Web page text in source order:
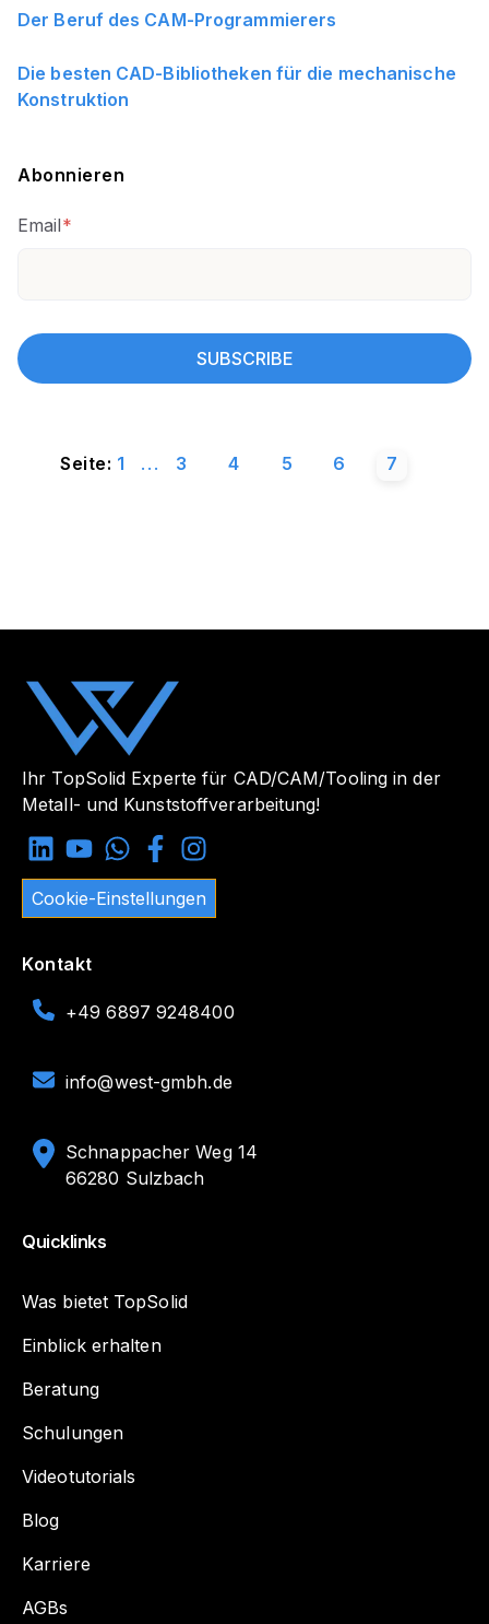
Der Beruf des CAM-Programmierers
Die besten CAD-Bibliotheken für die mechanische
Konstruktion
Abonnieren
Email*
Seite: 1 ... 3 4 5 6 7
Ihr TopSolid Experte für CAD/CAM/Tooling in der
Metall- und Kunststoffverarbeitung!
Cookie-Einstellungen
Kontakt
+49 6897 9248400
info@west-gmbh.de
Schnappacher Weg 14
66280 Sulzbach
Quicklinks
Was bietet TopSolid
Einblick erhalten
Beratung
Schulungen
Videotutorials
Blog
Karriere
AGBs